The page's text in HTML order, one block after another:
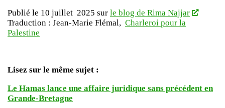
Publié le 10 juillet 2025 sur le blog de Rima Najjar
Traduction : Jean-Marie Flémal, Charleroi pour la
Palestine
Lisez sur le même sujet :
Le Hamas lance une affaire juridique sans précédent en
Grande-Bretagne